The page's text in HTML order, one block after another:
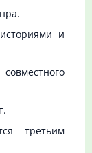
и
третьим